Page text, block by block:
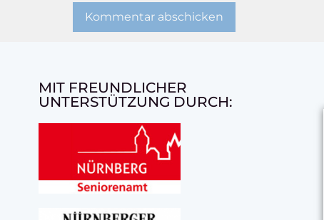
MIT FREUNDLICHER
UNTERSTÜTZUNG DURCH: